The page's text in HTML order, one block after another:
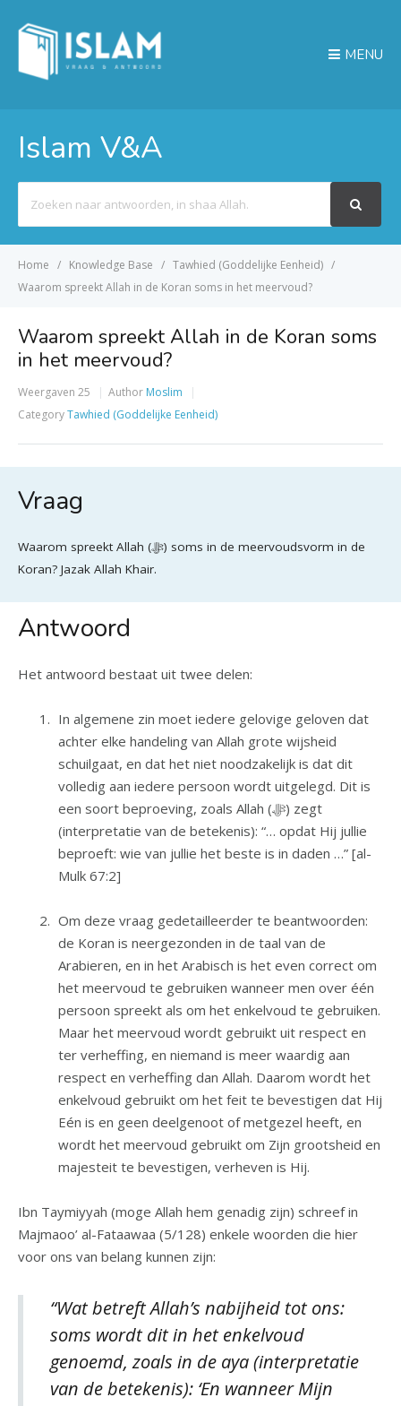
MENU
Islam V&A
For
Home Knowledge Base
Tawhied (Goddelijke Eenheid)
Waarom spreekt Allah in de Koran soms in het meervoud?
Waarom spreekt Allah in de Koran soms
in het meervoud?
Weergaven 25 Author Moslim
CategoryTawhied (Goddelijke Eenheid)
Vraag
Waarom spreekt Allah (ﷻ) soms in de meervoudsvorm in de
Koran? Jazak Allah Khair.
Antwoord
Het antwoord bestaat uit twee delen:
In algemene zin moet iedere gelovige geloven dat
achter elke handeling van Allah grote wijsheid
schuilgaat, en dat het niet noodzakelijk is dat dit
volledig aan iedere persoon wordt uitgelegd. Dit is
een soort beproeving, zoals Allah (ﷻ) zegt
(interpretatie van de betekenis): “… opdat Hij jullie
beproeft: wie van jullie het beste is in daden …” [al-
Mulk 67:2]
Om deze vraag gedetailleerder te beantwoorden:
de Koran is neergezonden in de taal van de
Arabieren, en in het Arabisch is het even correct om
het meervoud te gebruiken wanneer men over één
persoon spreekt als om het enkelvoud te gebruiken.
Maar het meervoud wordt gebruikt uit respect en
ter verheffing, en niemand is meer waardig aan
respect en verheffing dan Allah. Daarom wordt het
enkelvoud gebruikt om het feit te bevestigen dat Hij
Eén is en geen deelgenoot of metgezel heeft, en
wordt het meervoud gebruikt om Zijn grootsheid en
majesteit te bevestigen, verheven is Hij.
Ibn Taymiyyah (moge Allah hem genadig zijn) schreef in
Majmaoo’ al-Fataawaa (5/128) enkele woorden die hier
voor ons van belang kunnen zijn:
“Wat betreft Allah’s nabijheid tot ons:
soms wordt dit in het enkelvoud
genoemd, zoals in de aya (interpretatie
van de betekenis): ‘En wanneer Mijn